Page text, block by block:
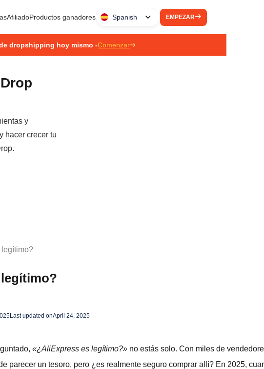
AfiliadoProductos ganadores Spanish EMPEZAR
dropshipping hoy mismo -Comenzar
y
hacer crecer tu
Last updated onApril 24, 2025
«¿AliExpress es legítimo?» no estás solo. Con miles de
parecer un tesoro, pero ¿es realmente seguro comprar allí? En 2025,